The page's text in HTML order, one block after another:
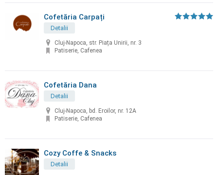
Cofetăria Carpați
Detalii
Cluj-Napoca, str. Piața Unirii, nr. 3
Patiserie, Cafenea
Cofetăria Dana
Detalii
Cluj-Napoca, bd. Eroilor, nr. 12A
Patiserie, Cafenea
Cozy Coffe & Snacks
Detalii